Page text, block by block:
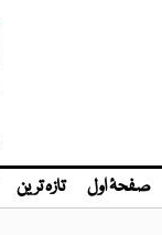
صفحۂ اول تازہ ترین